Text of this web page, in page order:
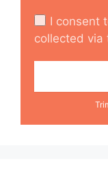
I consent
collected via